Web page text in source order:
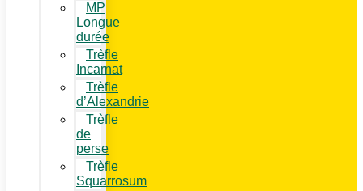
MP
Longue
durée
Trèfle
Incarnat
Trèfle
d’Alexandrie
Trèfle
de
perse
Trèfle
Squarrosum